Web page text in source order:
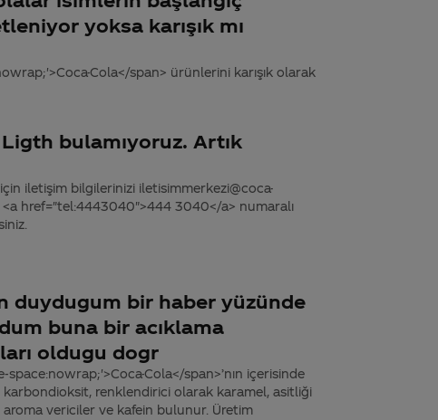
yoksa karışık mı
Cola</span> ürünlerini karışık olarak
bulamıyoruz. Artık
iletişim bilgilerinizi iletisimmerkezi@coca-
href="tel:4443040">444 3040</a> numaralı
duydugum bir haber yüzünde
buna bir acıklama
oldugu dogr
Cola</span>’nın içerisinde
renklendirici olarak karamel, asitliği
vericiler ve kafein bulunur. Üretim